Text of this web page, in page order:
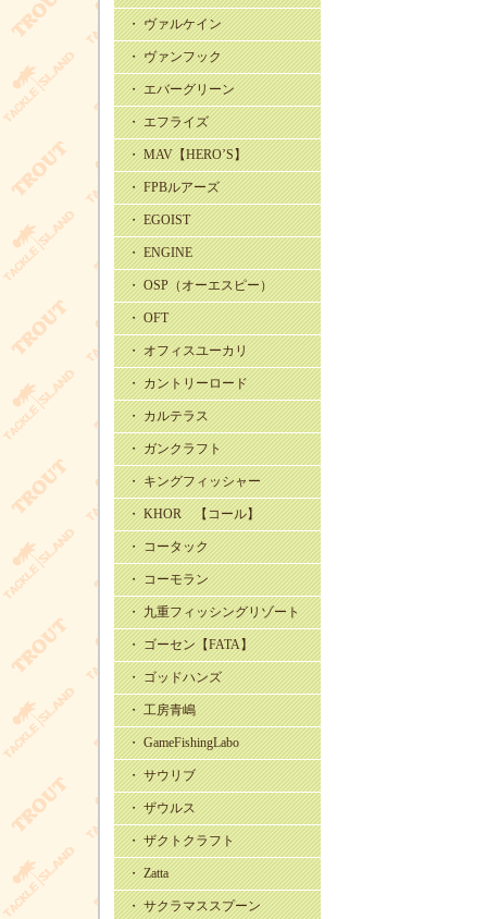
・ ヴァルケイン
・ ヴァンフック
・ エバーグリーン
・ エフライズ
・ MAV【HERO’S】
・ FPBルアーズ
・ EGOIST
・ ENGINE
・ OSP（オーエスピー）
・ OFT
・ オフィスユーカリ
・ カントリーロード
・ カルテラス
・ ガンクラフト
・ キングフィッシャー
・ KHOR 【コール】
・ コータック
・ コーモラン
・ 九重フィッシングリゾート
・ ゴーセン【FATA】
・ ゴッドハンズ
・ 工房青嶋
・ GameFishingLabo
・ サウリブ
・ ザウルス
・ ザクトクラフト
・ Zatta
・ サクラマススプーン